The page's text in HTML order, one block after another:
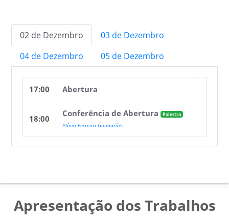
02 de Dezembro
03 de Dezembro
04 de Dezembro
05 de Dezembro
17:00 Abertura
18:00
Conferência de Abertura Palestra
Plínio Ferreira Guimarães
Apresentação dos Trabalhos